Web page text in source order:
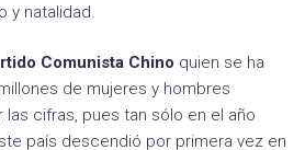
y natalidad.
Comunista Chino quien se ha
de mujeres y hombres
cifras, pues tan sólo en el año
país descendió por primera vez en